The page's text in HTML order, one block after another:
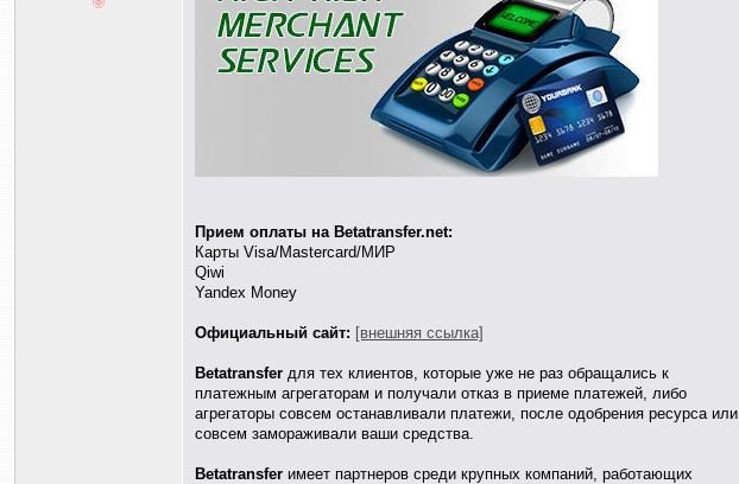
Прием оплаты на Betatransfer.net:
Карты Visa/Mastercard/МИР
Qiwi
Yandex Money
Официальный сайт: [внешняя ссылка]
Betatransfer для тех клиентов, которые уже не раз обращались к
платежным агрегаторам и получали отказ в приеме платежей, либо
агрегаторы совсем останавливали платежи, после одобрения ресурса или
совсем замораживали ваши средства.
Betatransfer имеет партнеров среди крупных компаний, работающих